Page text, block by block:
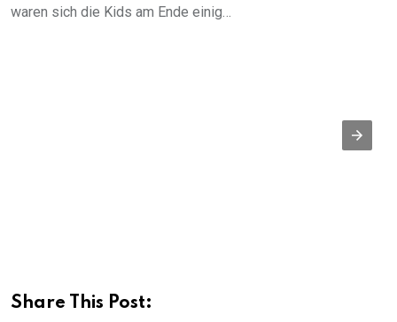
waren sich die Kids am Ende einig…
Share This Post: